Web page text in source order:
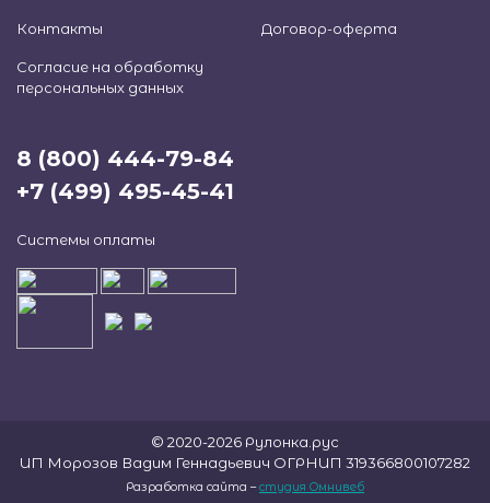
Контакты Договор-оферта
Согласие на обработку
персональных данных
8 (800) 444-79-84
+7 (499) 495-45-41
Системы оплаты
© 2020-2026 Рулонка.рус
ИП Морозов Вадим Геннадьевич ОГРНИП 319366800107282
Разработка сайта –студия Омнивеб